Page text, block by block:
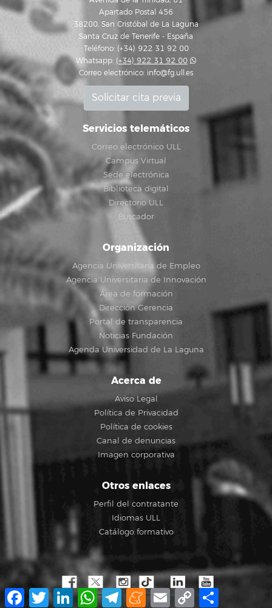
Apartado Postal 456
38200, San Cristóbal de La Laguna
Santa Cruz de Tenerife - España
Teléfono: (+34) 922 31 92 00
Whatsapp: (+34) 922 31 92 00
Correo electrónico: info@fg.ull.es
Solicitar cita previa
Servicios telemáticos
Correo electrónico ULL
Campus Virtual
Sede electrónica
Biblioteca digital
Directorio ULL
Buscador
Organización
Agencia Universitaria de Empleo
Agencia Universitaria de Innovación
Área de formación
Dirección Gerencia
Portal de transparencia
Noticias Fundación
Agenda Universidad de La Laguna
Acerca de
Aviso Legal
Política de Privacidad
Política de cookies
Canal de denuncias
Imagen corporativa
Otros enlaces
Perfil del contratante
Idiomas ULL
Catálogo formativo
Facebook
TwitterLinkedInWhatsApp
TelegramMeneame
Email Copy
Link